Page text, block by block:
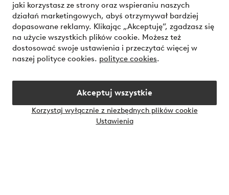
jaki korzystasz ze strony oraz wspieraniu naszych
działań marketingowych, abyś otrzymywał bardziej
dopasowane reklamy. Klikając „Akceptuję”, zgadzasz się
na użycie wszystkich plików cookie. Możesz też
dostosować swoje ustawienia i przeczytać więcej w
naszej polityce cookies. polityce cookies.
Akceptuj wszystkie
Korzystaj wyłącznie z niezbędnych plików cookie
Ustawienia
O Jotex
Nasze usługi
Warunki
Bezpieczne płatności - zapłać teraz lub podziel się
Chcesz dowiedzieć się więcej o naszych opcjach płatności